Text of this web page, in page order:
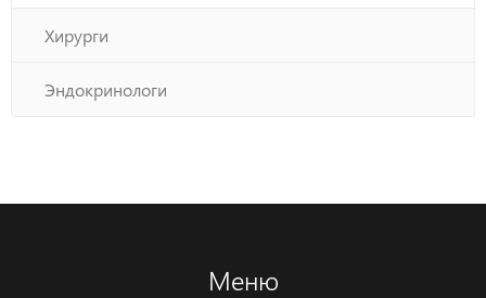
Хирурги
Эндокринологи
Меню